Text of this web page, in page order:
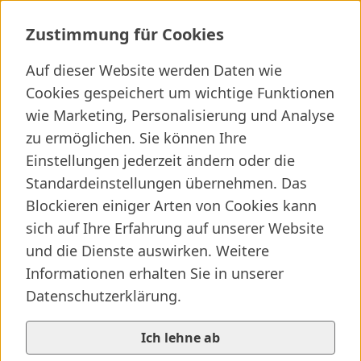
Zustimmung für Cookies
Auf dieser Website werden Daten wie
Cookies gespeichert um wichtige Funktionen
wie Marketing, Personalisierung und Analyse
zu ermöglichen. Sie können Ihre
Einstellungen jederzeit ändern oder die
Standardeinstellungen übernehmen. Das
Blockieren einiger Arten von Cookies kann
sich auf Ihre Erfahrung auf unserer Website
und die Dienste auswirken. Weitere
Informationen erhalten Sie in unserer
Datenschutzerklärung.
Ich lehne ab
Ich suche ...
Wichtige Links
Kliniken finden